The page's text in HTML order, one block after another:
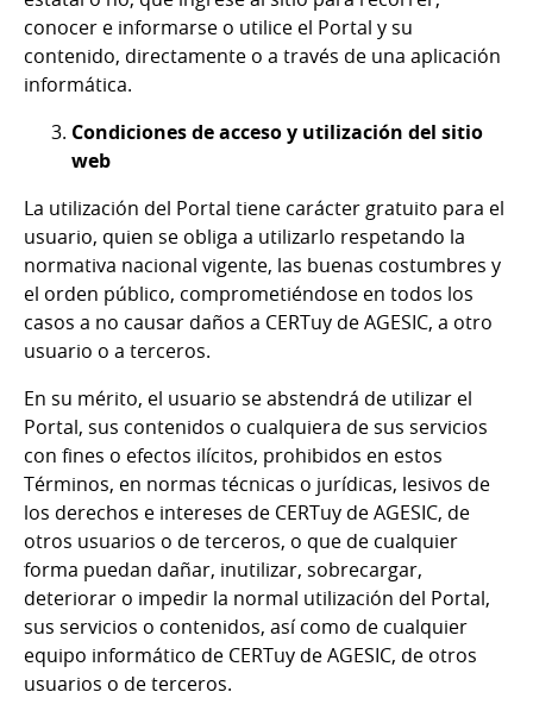
conocer e informarse o utilice el Portal y su
contenido, directamente o a través de una aplicación
informática.
Condiciones de acceso y utilización del sitio
web
La utilización del Portal tiene carácter gratuito para el
usuario, quien se obliga a utilizarlo respetando la
normativa nacional vigente, las buenas costumbres y
el orden público, comprometiéndose en todos los
casos a no causar daños a CERTuy de AGESIC, a otro
usuario o a terceros.
En su mérito, el usuario se abstendrá de utilizar el
Portal, sus contenidos o cualquiera de sus servicios
con fines o efectos ilícitos, prohibidos en estos
Términos, en normas técnicas o jurídicas, lesivos de
los derechos e intereses de CERTuy de AGESIC, de
otros usuarios o de terceros, o que de cualquier
forma puedan dañar, inutilizar, sobrecargar,
deteriorar o impedir la normal utilización del Portal,
sus servicios o contenidos, así como de cualquier
equipo informático de CERTuy de AGESIC, de otros
usuarios o de terceros.